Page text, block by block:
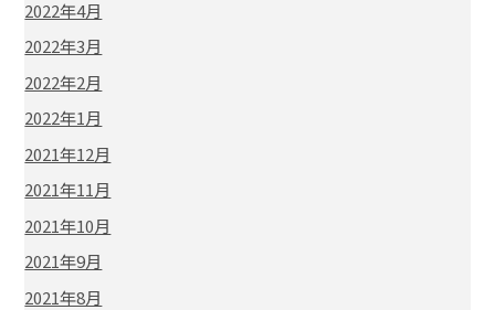
2022年4月
2022年3月
2022年2月
2022年1月
2021年12月
2021年11月
2021年10月
2021年9月
2021年8月